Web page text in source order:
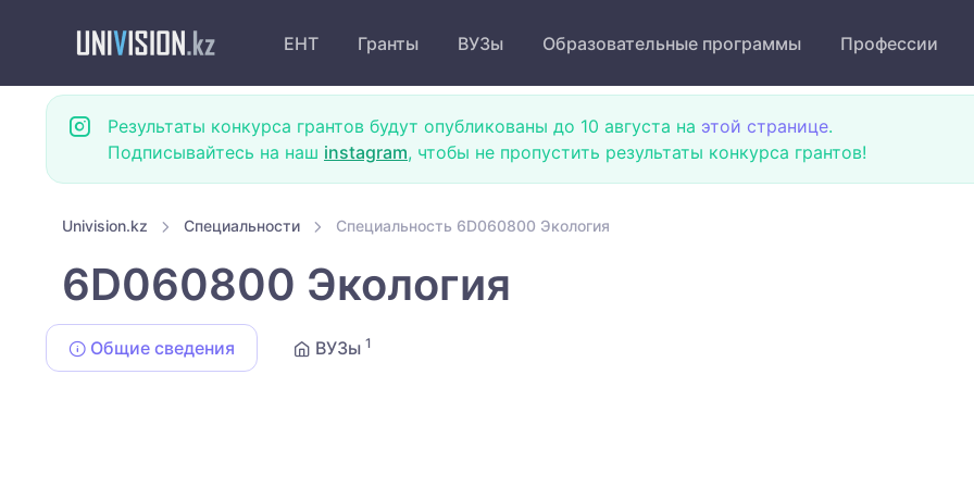
ЕНТ Гранты ВУЗы Образовательные программы Профессии
Результаты конкурса грантов будут опубликованы до 10 августа на этой странице.
Подписывайтесь на наш instagram, чтобы не пропустить результаты конкурса грантов!
Univision.kz Специальности Специальность 6D060800 Экология
6D060800 Экология
Общие сведения ВУЗы 1